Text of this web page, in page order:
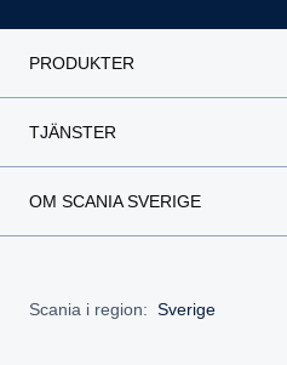
PRODUKTER
TJÄNSTER
OM SCANIA SVERIGE
Scania i region: Sverige